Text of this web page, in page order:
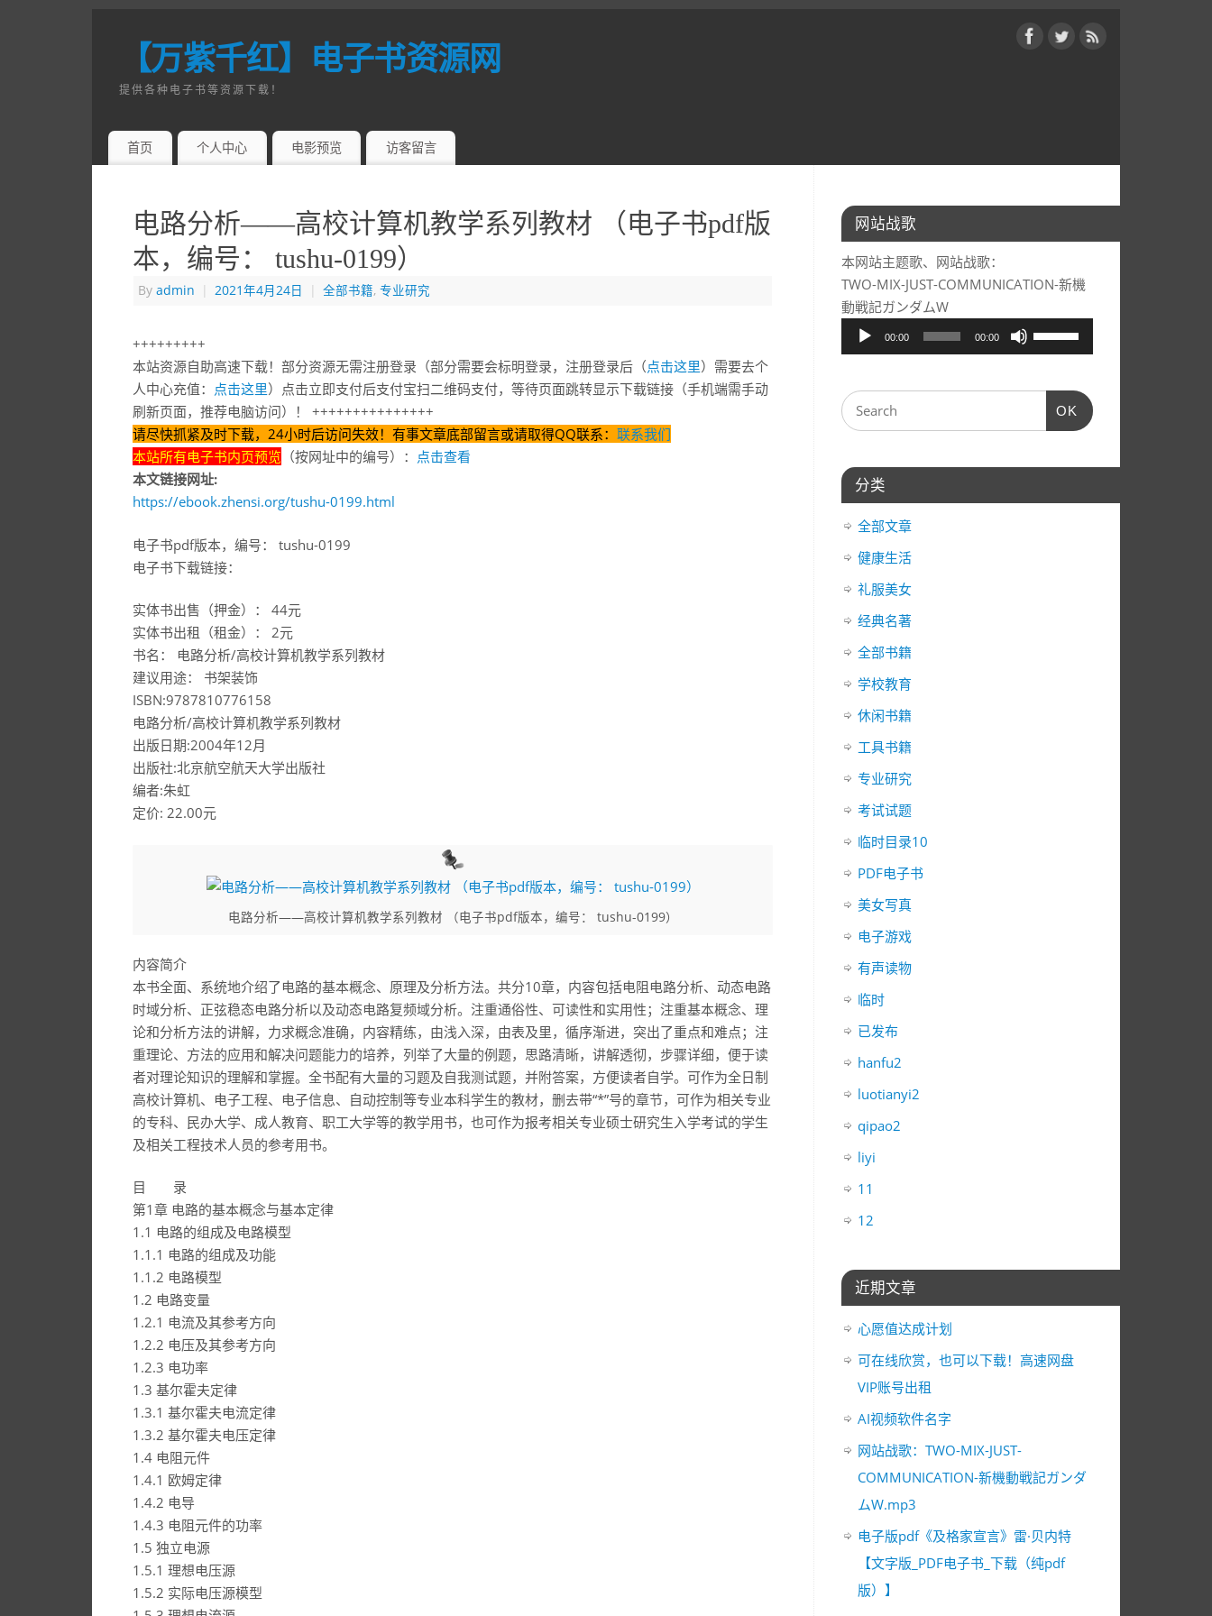
【万紫千红】电子书资源网
提供各种电子书等资源下载！
首页 个人中心 电影预览 访客留言
电路分析——高校计算机教学系列教材 （电子书pdf版
本，编号： tushu-0199）
By admin | 2021年4月24日 | 全部书籍, 专业研究
+++++++++
本站资源自助高速下载！部分资源无需注册登录（部分需要会标明登录，注册登录后（点击这里）需要去个
人中心充值： 点击这里）点击立即支付后支付宝扫二维码支付，等待页面跳转显示下载链接（手机端需手动
刷新页面，推荐电脑访问）！ +++++++++++++++
请尽快抓紧及时下载，24小时后访问失效！有事文章底部留言或请取得QQ联系： 联系我们
本站所有电子书内页预览 （按网址中的编号）： 点击查看
本文链接网址:
https://ebook.zhensi.org/tushu-0199.html
电子书pdf版本，编号： tushu-0199
电子书下载链接：
实体书出售（押金）： 44元
实体书出租（租金）： 2元
书名： 电路分析/高校计算机教学系列教材
建议用途： 书架装饰
ISBN:9787810776158
电路分析/高校计算机教学系列教材
出版日期:2004年12月
出版社:北京航空航天大学出版社
编者:朱虹
定价: 22.00元
电路分析——高校计算机教学系列教材 （电子书pdf版本，编号： tushu-0199）
内容简介
本书全面、系统地介绍了电路的基本概念、原理及分析方法。共分10章，内容包括电阻电路分析、动态电路
时域分析、正弦稳态电路分析以及动态电路复频域分析。注重通俗性、可读性和实用性；注重基本概念、理
论和分析方法的讲解，力求概念准确，内容精练，由浅入深，由表及里，循序渐进，突出了重点和难点；注
重理论、方法的应用和解决问题能力的培养，列举了大量的例题，思路清晰，讲解透彻，步骤详细，便于读
者对理论知识的理解和掌握。全书配有大量的习题及自我测试题，并附答案，方便读者自学。可作为全日制
高校计算机、电子工程、电子信息、自动控制等专业本科学生的教材，删去带“*”号的章节，可作为相关专业
的专科、民办大学、成人教育、职工大学等的教学用书，也可作为报考相关专业硕士研究生入学考试的学生
及相关工程技术人员的参考用书。
目 录
第1章 电路的基本概念与基本定律
1.1 电路的组成及电路模型
1.1.1 电路的组成及功能
1.1.2 电路模型
1.2 电路变量
1.2.1 电流及其参考方向
1.2.2 电压及其参考方向
1.2.3 电功率
1.3 基尔霍夫定律
1.3.1 基尔霍夫电流定律
1.3.2 基尔霍夫电压定律
1.4 电阻元件
1.4.1 欧姆定律
1.4.2 电导
1.4.3 电阻元件的功率
1.5 独立电源
1.5.1 理想电压源
1.5.2 实际电压源模型
网站战歌
本网站主题歌、网站战歌：
TWO-MIX-JUST-COMMUNICATION-新機
動戦記ガンダムW
频
放
器
00:00 00:00
用
下
键
OK
分类
全部文章
健康生活
礼服美女
经典名著
全部书籍
学校教育
休闲书籍
工具书籍
专业研究
考试试题
临时目录10
PDF电子书
美女写真
电子游戏
有声读物
临时
已发布
hanfu2
luotianyi2
qipao2
liyi
11
12
近期文章
心愿值达成计划
可在线欣赏，也可以下载！高速网盘
VIP账号出租
AI视频软件名字
网站战歌：TWO-MIX-JUST-
COMMUNICATION-新機動戦記ガンダ
ムW.mp3
电子版pdf《及格家宣言》雷·贝内特
【文字版_PDF电子书_下载（纯pdf
版）】